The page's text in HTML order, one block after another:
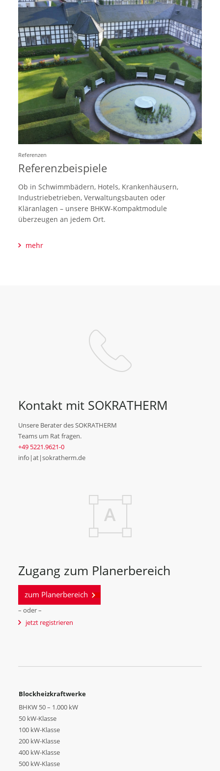
Referenzen
Referenzbeispiele
Ob in Schwimmbädern, Hotels, Krankenhäusern,
Industriebetrieben, Verwaltungsbauten oder
Kläranlagen – unsere BHKW-Kompaktmodule
überzeugen an jedem Ort.
mehr
Kontakt mit SOKRATHERM
Unsere Berater des SOKRATHERM
Teams um Rat fragen.
+49 5221.9621-0
info|at|sokratherm.de
Zugang zum Planerbereich
zum Planerbereich
– oder –
jetzt registrieren
Blockheizkraftwerke
BHKW 50 – 1.000 kW
50 kW-Klasse
100 kW-Klasse
200 kW-Klasse
400 kW-Klasse
500 kW-Klasse